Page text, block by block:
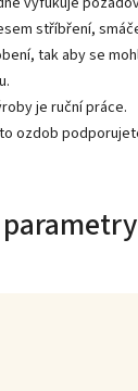
stříbření,
tak aby se
je ruční práce.
ozdob